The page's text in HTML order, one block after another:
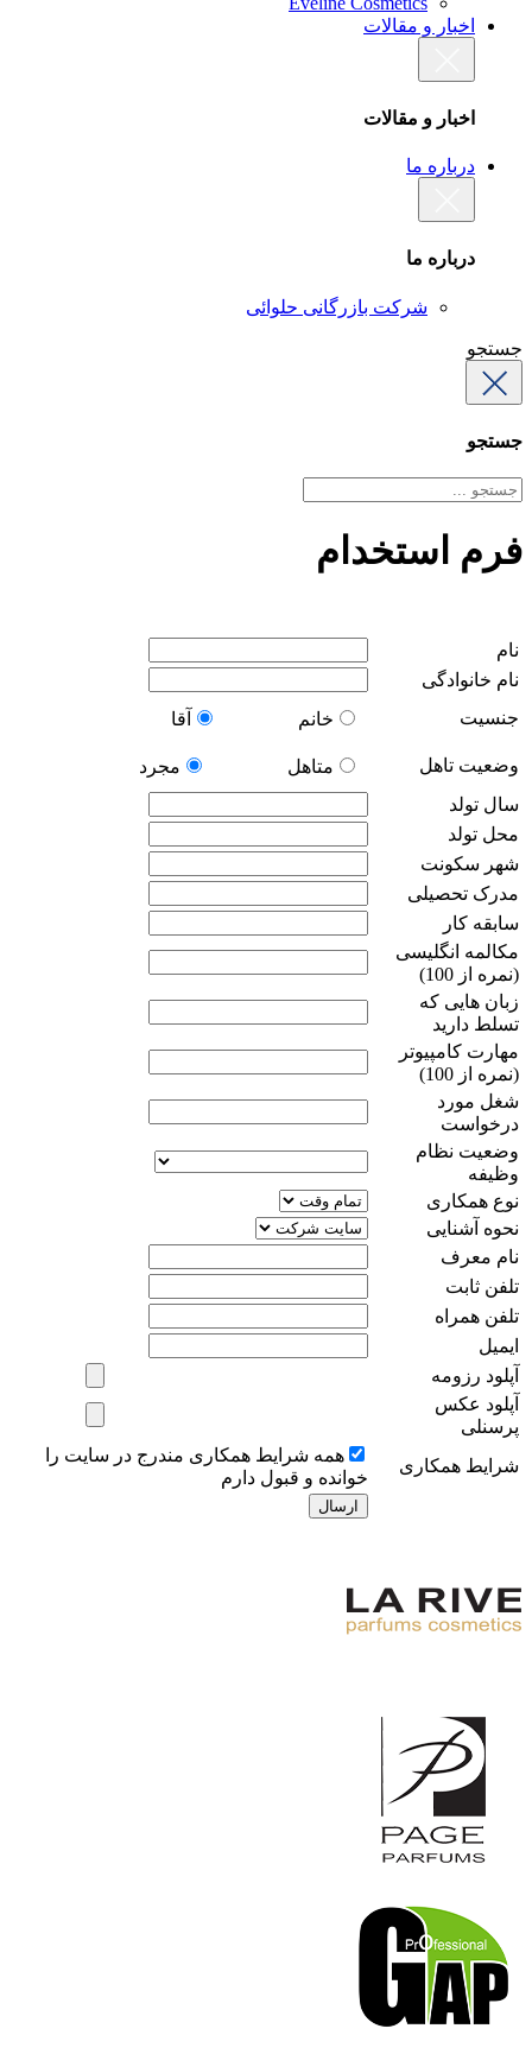
اخبار و مقالات
اخبار و مقالات
درباره ما
درباره ما
شرکت بازرگانی حلوائی
جستجو
جستجو
فرم استخدام
نام
نام خانوادگی
جنسیت
خانم آقا
وضعیت تاهل متاهل
مجرد
سال تولد
محل تولد
شهر سکونت
مدرک تحصیلی
سابقه کار
مکالمه انگلیسی
(نمره از 100)
زبان هایی که
تسلط دارید
مهارت کامپیوتر
(نمره از 100)
شغل مورد
درخواست
وضعیت نظام
وظیفه
نوع همکاری
نحوه آشنایی
نام معرف
تلفن ثابت
تلفن همراه
ایمیل
آپلود رزومه
آپلود عکس
پرسنلی
شرایط همکاری
همه شرایط همکاری مندرج در سایت را
خوانده و قبول دارم